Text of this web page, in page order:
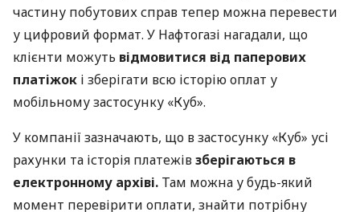
частину побутових справ тепер можна перевести
у цифровий формат. У Нафтогазі нагадали, що
клієнти можуть відмовитися від паперових
платіжок і зберігати всю історію оплат у
мобільному застосунку «Куб».
У компанії зазначають, що в застосунку «Куб» усі
рахунки та історія платежівзберігаються в
електронному архіві. Там можна у будь-який
момент перевірити оплати, знайти потрібну